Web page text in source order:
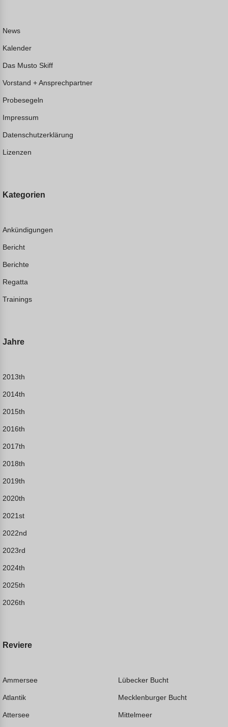
News
Kalender
Das Musto Skiff
Vorstand + Ansprechpartner
Probesegeln
Impressum
Datenschutzerklärung
Lizenzen
Kategorien
Ankündigungen
Bericht
Berichte
Regatta
Trainings
Jahre
2013th
2014th
2015th
2016th
2017th
2018th
2019th
2020th
2021st
2022nd
2023rd
2024th
2025th
2026th
Reviere
Ammersee
Atlantik
Attersee
Lübecker Bucht
Mecklenburger Bucht
Mittelmeer